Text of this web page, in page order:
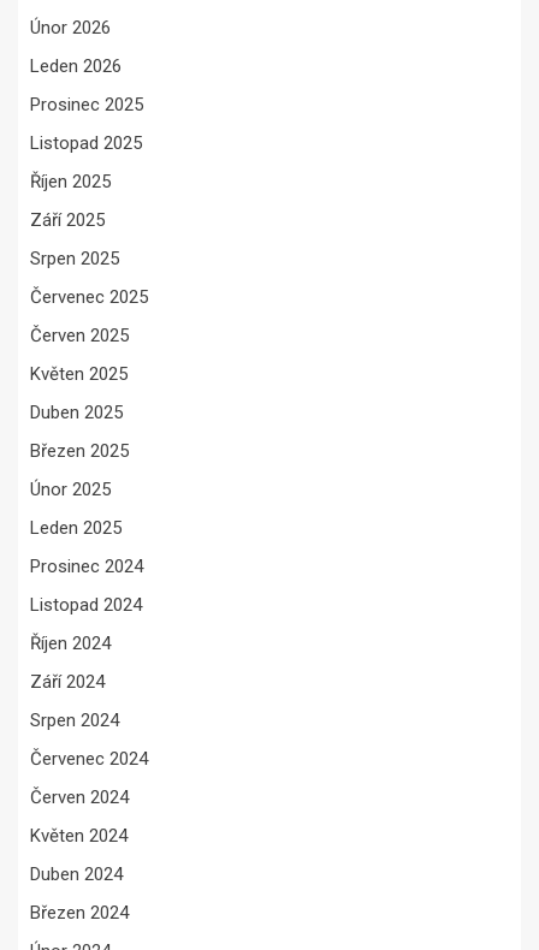
Únor 2026
Leden 2026
Prosinec 2025
Listopad 2025
Říjen 2025
Září 2025
Srpen 2025
Červenec 2025
Červen 2025
Květen 2025
Duben 2025
Březen 2025
Únor 2025
Leden 2025
Prosinec 2024
Listopad 2024
Říjen 2024
Září 2024
Srpen 2024
Červenec 2024
Červen 2024
Květen 2024
Duben 2024
Březen 2024